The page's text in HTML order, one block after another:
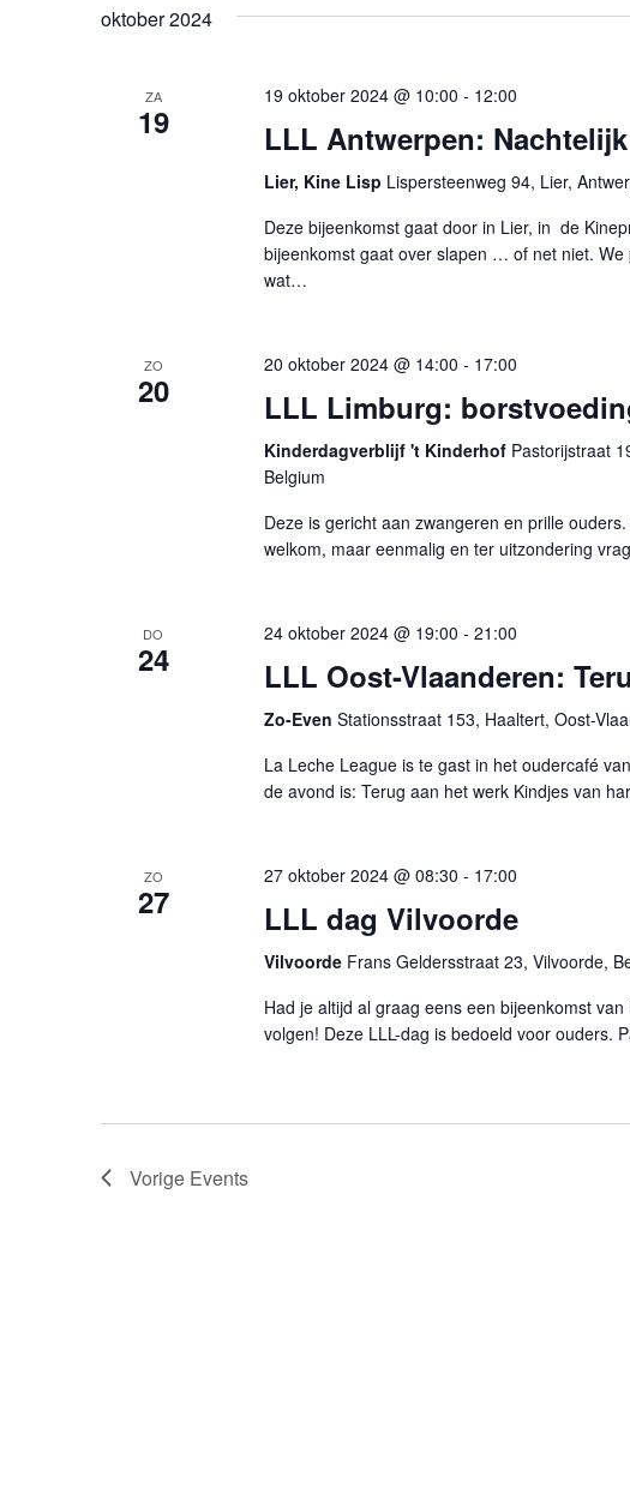
oktober 2024
ZA
19
19 oktober 2024 @ 10:00 - 12:00
LLL Antwerpen:
Lier, Kine Lisp Lispersteenweg 94, Lier,
Deze bijeenkomst gaat door in Lier, in de
bijeenkomst gaat over slapen … of net niet.
wat…
ZO
20
20 oktober 2024 @ 14:00 - 17:00
LLL Limburg:
Kinderdagverblijf 't Kinderhof Pastorijstraat
Belgium
Deze is gericht aan zwangeren en prille
welkom, maar eenmalig en ter uitzondering
DO
24
24 oktober 2024 @ 19:00 - 21:00
LLL Oost-Vlaanderen:
Zo-Even Stationsstraat 153, Haaltert, Oost-
La Leche League is te gast in het oudercafé
de avond is: Terug aan het werk Kindjes van
ZO
27
27 oktober 2024 @ 08:30 - 17:00
LLL dag Vilvoorde
Vilvoorde Frans Geldersstraat 23, Vilvoorde,
Had je altijd al graag eens een bijeenkomst
volgen! Deze LLL-dag is bedoeld voor ouders.
Vorige Events